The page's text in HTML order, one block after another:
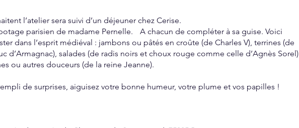
l’atelier sera suivi d’un déjeuner chez Cerise.
parisien de madame Pernelle. A chacun de compléter à sa guise. Voici
dans l’esprit médiéval : jambons ou pâtés en croûte (de Charles V), terrines (de
d’Armagnac), salades (de radis noirs et choux rouge comme celle d’Agnès Sorel)
ou autres douceurs (de la reine Jeanne).
de surprises, aiguisez votre bonne humeur, votre plume et vos papilles !